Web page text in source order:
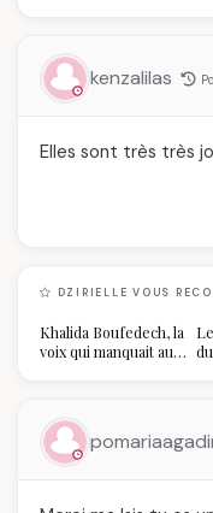
kenzalilas
Elles sont très très
DZIRIELLE VOUS
Khalida Boufedech, la
voix qui manquait au